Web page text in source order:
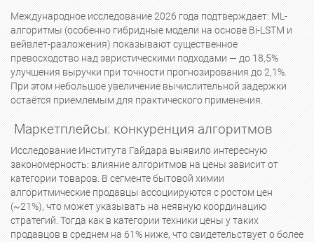
Международное исследование 2026 года подтверждает: ML-
алгоритмы (особенно гибридные модели на основе Bi-LSTM и
вейвлет-разложения) показывают существенное
превосходство над эвристическими подходами — до 18,5%
улучшения выручки при точности прогнозирования до 2,1%.
При этом небольшое увеличение вычислительной задержки
остаётся приемлемым для практического применения.
Маркетплейсы: конкуренция алгоритмов
Исследование Института Гайдара выявило интересную
закономерность: влияние алгоритмов на цены зависит от
категории товаров. В сегменте бытовой химии
алгоритмические продавцы ассоциируются с ростом цен
(~21%), что может указывать на неявную координацию
стратегий. Тогда как в категории техники цены у таких
продавцов в среднем на 61% ниже, что свидетельствует о более